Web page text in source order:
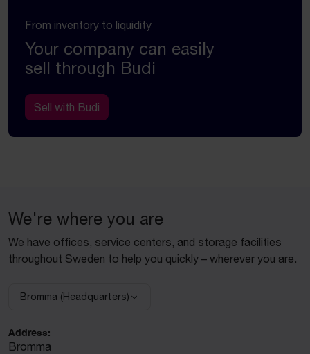
From inventory to liquidity
Your company can easily
sell through Budi
Sell with Budi
We're where you are
We have offices, service centers, and storage facilities
throughout Sweden to help you quickly – wherever you are.
Select facility:
Bromma (Headquarters)
Address:
Bromma